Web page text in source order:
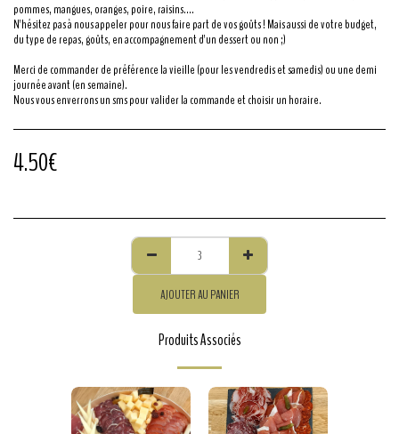
pommes, mangues, oranges, poire, raisins....
N'hésitez pas à nous appeler pour nous faire part de vos goûts ! Mais aussi de votre budget,
du type de repas, goûts, en accompagnement d'un dessert ou non ;)
Merci de commander de préférence la vieille (pour les vendredis et samedis) ou une demi
journée avant (en semaine).
Nous vous enverrons un sms pour valider la commande et choisir un horaire.
4.50€
AJOUTER AU PANIER
Produits Associés